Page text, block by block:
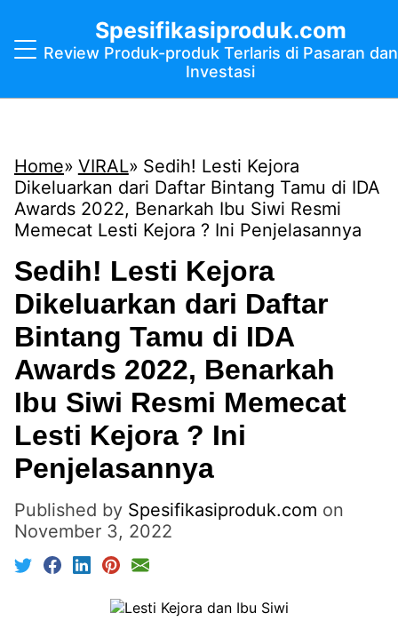
Spesifikasiproduk.com
Review Produk-produk Terlaris di Pasaran dan
Investasi
Home VIRAL
Sedih! Lesti Kejora
Dikeluarkan dari Daftar Bintang Tamu di IDA
Awards 2022, Benarkah Ibu Siwi Resmi
Memecat Lesti Kejora ? Ini Penjelasannya
Sedih! Lesti Kejora
Dikeluarkan dari Daftar
Bintang Tamu di IDA
Awards 2022, Benarkah
Ibu Siwi Resmi Memecat
Lesti Kejora ? Ini
Penjelasannya
Published by Spesifikasiproduk.com on
November 3, 2022